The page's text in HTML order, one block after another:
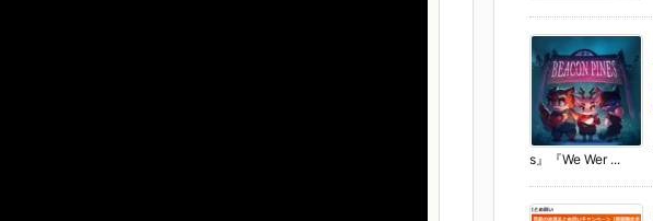
s』『We Wer ...